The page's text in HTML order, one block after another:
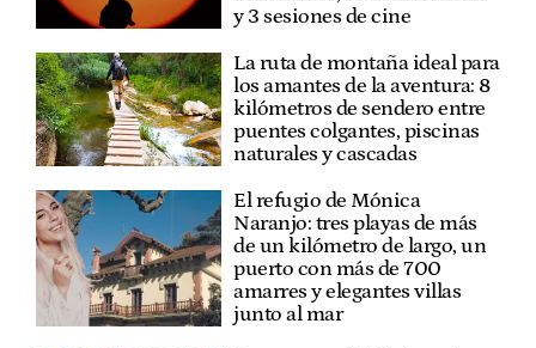
y 3 sesiones de cine
La ruta de montaña ideal para
los amantes de la aventura: 8
kilómetros de sendero entre
puentes colgantes, piscinas
naturales y cascadas
El refugio de Mónica
Naranjo: tres playas de más
de un kilómetro de largo, un
puerto con más de 700
amarres y elegantes villas
junto al mar